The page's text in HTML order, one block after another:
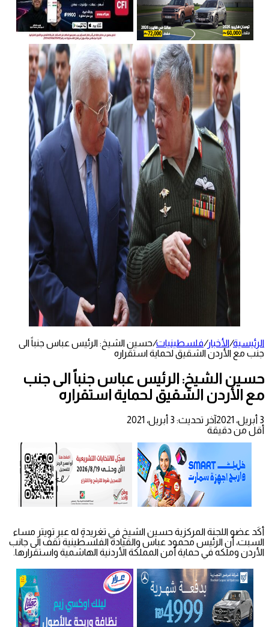
الرئيسية/الأخبار/فلسطينيات/حسين الشيخ: الرئيس عباس جنباً الى
جنب مع الأردن الشقيق لحماية استقراره
حسين الشيخ: الرئيس عباس جنباً الى جنب
مع الأردن الشقيق لحماية استقراره
3 أبريل، 2021
آخر تحديث: 3 أبريل، 2021
أقل من دقيقة
أكَد عضو اللجنة المركزية حسين الشيخ في تغريدةٍ له عبر تويتر مساء
السبت، أن الرئيس محمود عباس والقيادة الفلسطينية تقف الى جانب
الأردن وملكه في حماية أمن المملكة الأردنية الهاشمية واستقرارها.